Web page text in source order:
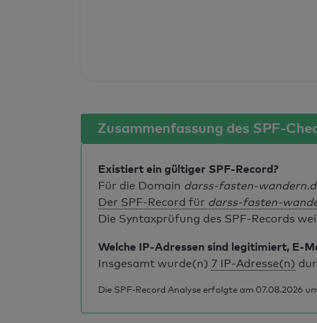
Zusammenfassung des SPF-
Existiert ein gültiger SPF-Record?
Für die Domain darss-fasten-
Der SPF-Record für darss-fasten-
Die Syntaxprüfung des SPF-Records
Welche IP-Adressen sind legitimiert, E-
Insgesamt wurde(n) 7 IP-Adresse(n)
Die SPF-Record Analyse erfolgte am 07.08.2026